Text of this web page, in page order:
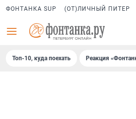
ФОНТАНКА SUP (ОТ)ЛИЧНЫЙ ПИТЕР
Топ-10, куда поехать Реакция